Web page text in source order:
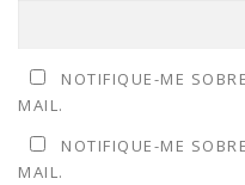
NOTIFIQUE-ME
MAIL.
NOTIFIQUE-ME
MAIL.